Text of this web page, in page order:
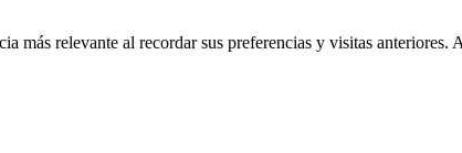
más relevante al recordar sus preferencias y visitas